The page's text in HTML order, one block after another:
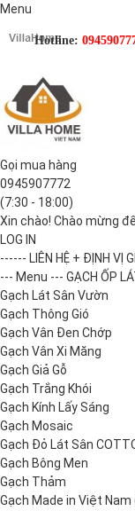
Menu
Hotline:
Gọi mua hàng
0945907772
(7:30 - 18:00)
Xin chào! Chào mừng
LOG IN
------ LIÊN HỆ + ĐỊNH VỊ
--- Menu --- GẠCH ỐP
Gạch Lát Sân Vườn
Gạch Thông Gió
Gạch Vân Đen Chớp
Gạch Vân Xi Măng
Gạch Giả Gỗ
Gạch Trắng Khói
Gạch Kính Lấy Sáng
Gạch Mosaic
Gạch Đỏ Lát Sân
Gạch Bông Men
Gạch Thảm
Gạch Made in Việt Nam